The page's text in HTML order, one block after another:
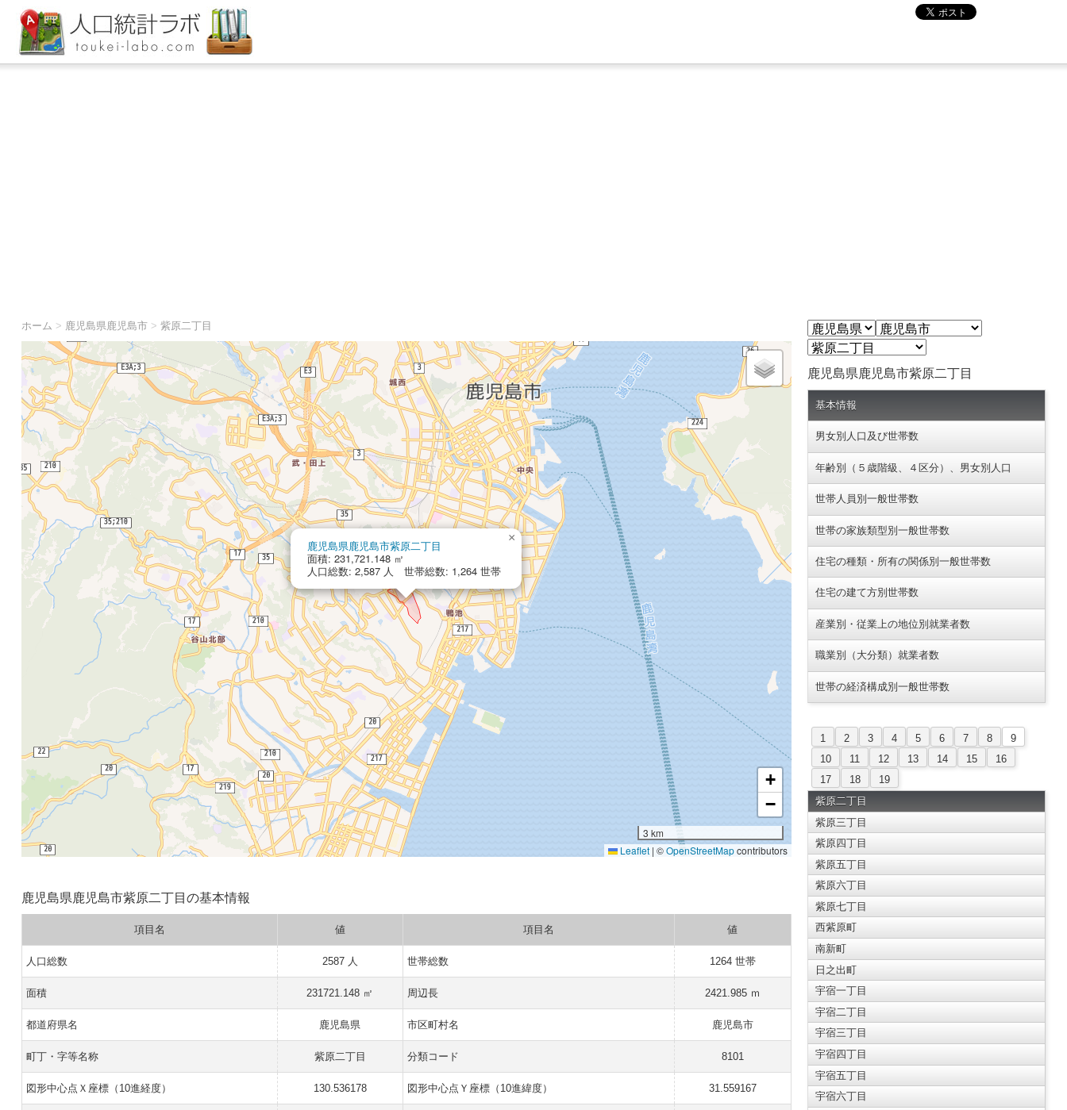
ホーム > 鹿児島県鹿児島市> 紫原二丁目
鹿児島県鹿児島市紫原二丁目
面積: 231,721.148 ㎡
人口総数: 2,587 人 世帯総数: 1,264 世帯
×
+
−
3 km
Leaflet | ©OpenStreetMapcontributors
鹿児島県鹿児島市紫原二丁目の基本情報
項目名 値 項目名 値
人口総数 2587 人 世帯総数 1264 世帯
面積 231721.148 ㎡ 周辺長 2421.985 ｍ
都道府県名 鹿児島県 市区町村名 鹿児島市
町丁・字等名称 紫原二丁目 分類コード 8101
図形中心点Ｘ座標（10進経度） 130.536178 図形中心点Ｙ座標（10進緯度） 31.559167
鹿児島県鹿児島市紫原二丁目
基本情報
男女別人口及び世帯数
年齢別（５歳階級、４区分）、男女別人口
世帯人員別一般世帯数
世帯の家族類型別一般世帯数
住宅の種類・所有の関係別一般世帯数
住宅の建て方別世帯数
産業別・従業上の地位別就業者数
職業別（大分類）就業者数
世帯の経済構成別一般世帯数
1 2 3 4 5 6 7 8
9
10
11 12 13 14 15
16
17
18
19
紫原二丁目
紫原三丁目
紫原四丁目
紫原五丁目
紫原六丁目
紫原七丁目
西紫原町
南新町
日之出町
宇宿一丁目
宇宿二丁目
宇宿三丁目
宇宿四丁目
宇宿五丁目
宇宿六丁目